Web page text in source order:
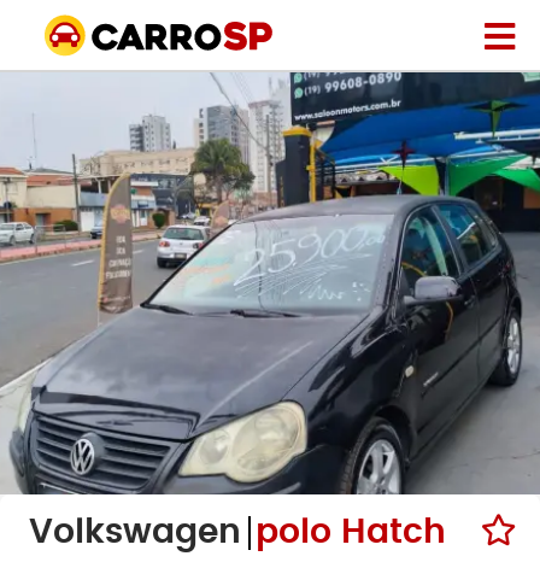
Volkswagen polo Hatch